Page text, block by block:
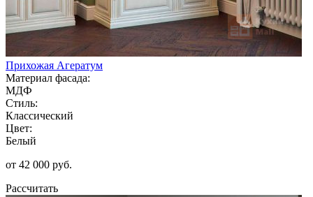
Прихожая Агератум
Материал фасада:
МДФ
Стиль:
Классический
Цвет:
Белый
от 42 000 руб.
Рассчитать